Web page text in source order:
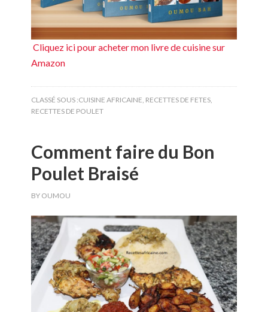
Cliquez ici pour acheter mon livre de cuisine sur
Amazon
CLASSÉ SOUS :CUISINE AFRICAINE RECETTES DE FETES
RECETTES DE POULET
Comment faire du Bon
Poulet Braisé
BY OUMOU